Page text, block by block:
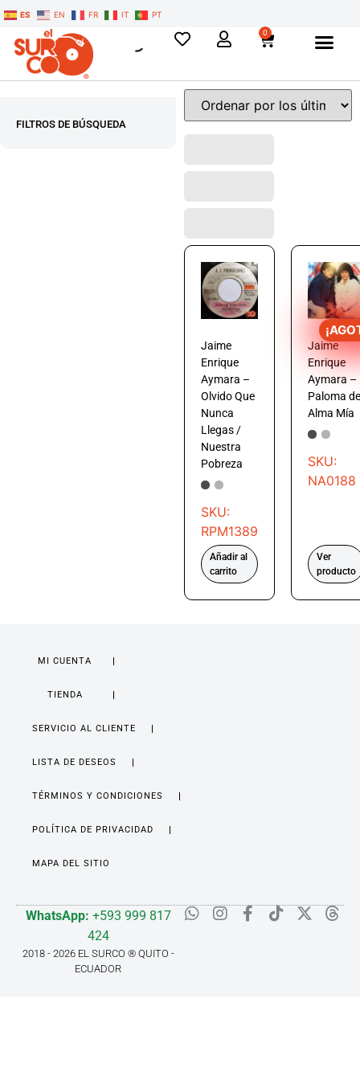
ES EN FR IT PT
0
FILTROS DE BÚSQUEDA
Jaime
Enrique
Aymara –
Olvido Que
Nunca
Llegas /
Nuestra
Pobreza
SKU:
RPM1389
Añadir al
carrito
Jaime
Enrique
Aymara –
Paloma
Alma Mía
SKU:
NA0188
Ver
producto
MI CUENTA
TIENDA
SERVICIO AL CLIENTE
LISTA DE DESEOS
TÉRMINOS Y CONDICIONES
POLÍTICA DE PRIVACIDAD
MAPA DEL SITIO
WhatsApp: +593 999 817
424
2018 - 2026 EL SURCO ® QUITO -
ECUADOR